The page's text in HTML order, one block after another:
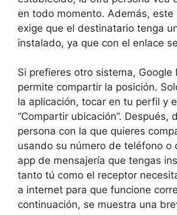
en todo momento. Además, este
exige que el destinatario tenga
instalado, ya que con el enlace
Si prefieres otro sistema, Google
permite compartir la posición.
la aplicación, tocar en tu perfil y
“Compartir ubicación”. Después,
persona con la que quieres
usando su número de teléfono o
app de mensajería que tengas
tanto tú como el receptor
a internet para que funcione
continuación, se muestra una